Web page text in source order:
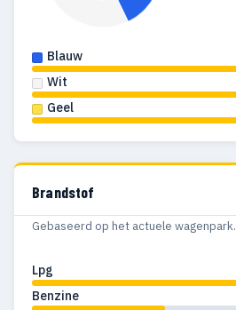
Blauw
Wit
Geel
Brandstof
Gebaseerd op het actuele wagenpark.
Lpg
Benzine